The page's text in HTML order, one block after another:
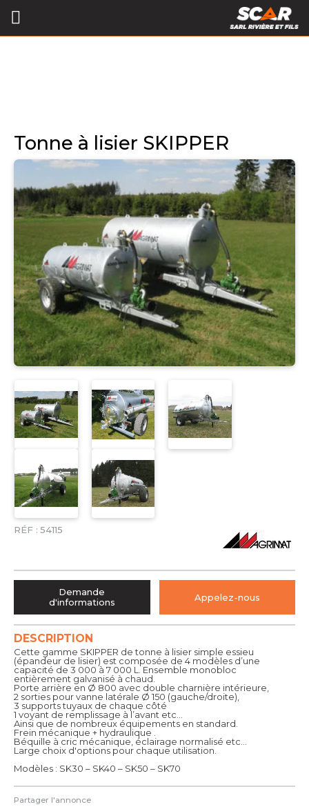
Tonne à lisier SKIPPER
RÉF : 54115
Partager l'annonce
DESCRIPTION
Cette gamme SKIPPER de tonne à lisier simple essieu
(épandeur de lisier) est composée de 4 modèles d’une
capacité de 3 000 à 7 000 L. Ensemble monobloc
entièrement galvanisé à chaud.
Porte arrière en Ø 800 avec double charnière intérieure,
2 sorties pour vanne latérale Ø 150 (gauche/droite),
3 supports tuyaux de chaque côté
1 voyant de remplissage à l’avant etc…
Ainsi que de nombreux équipements en standard.
Frein mécanique + hydraulique .
Béquille à cric mécanique, éclairage normalisé etc…
Large choix d'options pour chaque utilisation.
Modèles : SK30 – SK40 – SK50 – SK70
Demande
d'informations
Appelez-nous